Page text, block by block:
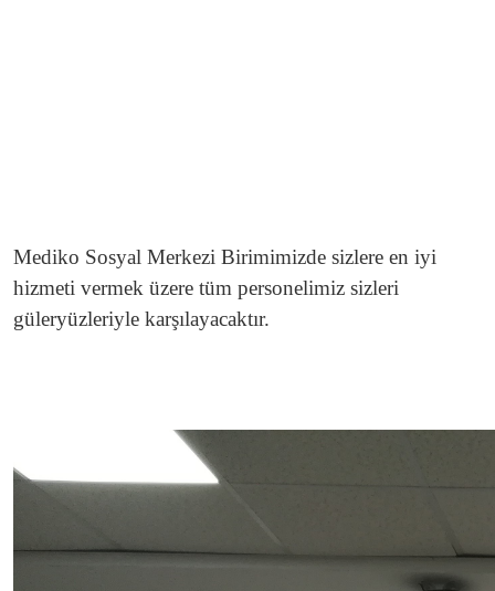
Mediko Sosyal Merkezi Birimimizde sizlere en iyi
hizmeti vermek üzere tüm personelimiz sizleri
güleryüzleriyle karşılayacaktır.